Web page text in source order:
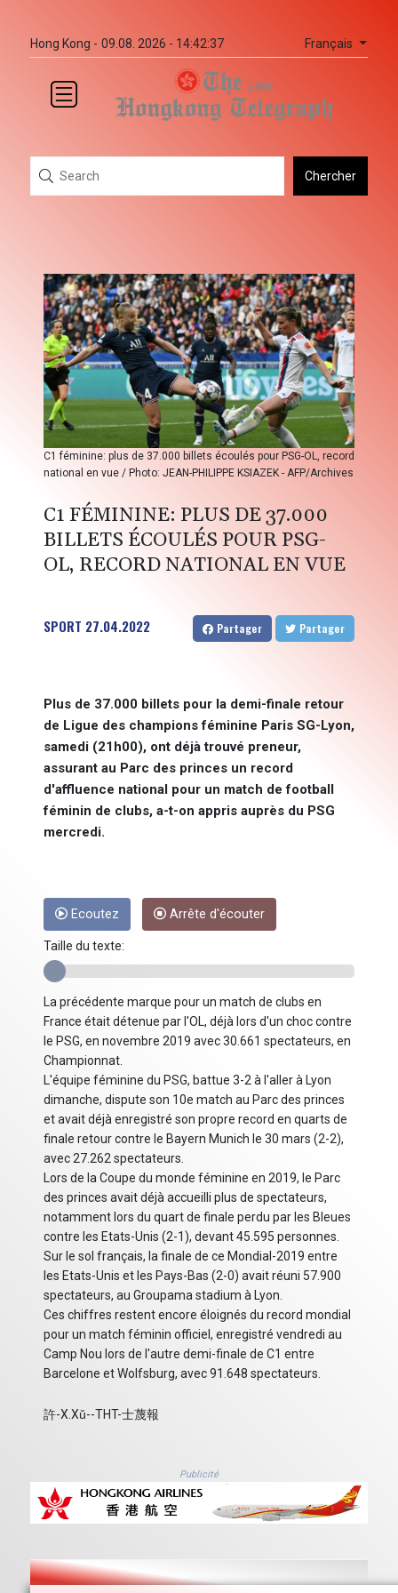
Hong Kong - 09.08. 2026 - 14:42:37 Français
Chercher
C1 féminine: plus de 37.000 billets écoulés pour PSG-OL, record
national en vue / Photo: JEAN-PHILIPPE KSIAZEK - AFP/Archives
C1 FÉMININE: PLUS DE 37.000
BILLETS ÉCOULÉS POUR PSG-
OL, RECORD NATIONAL EN VUE
SPORT 27.04.2022 Partager Partager
Plus de 37.000 billets pour la demi-finale retour
de Ligue des champions féminine Paris SG-Lyon,
samedi (21h00), ont déjà trouvé preneur,
assurant au Parc des princes un record
d'affluence national pour un match de football
féminin de clubs, a-t-on appris auprès du PSG
mercredi.
Ecoutez Arrête d'écouter
Taille du texte:
La précédente marque pour un match de clubs en
France était détenue par l'OL, déjà lors d'un choc contre
le PSG, en novembre 2019 avec 30.661 spectateurs, en
Championnat.
L'équipe féminine du PSG, battue 3-2 à l'aller à Lyon
dimanche, dispute son 10e match au Parc des princes
et avait déjà enregistré son propre record en quarts de
finale retour contre le Bayern Munich le 30 mars (2-2),
avec 27.262 spectateurs.
Lors de la Coupe du monde féminine en 2019, le Parc
des princes avait déjà accueilli plus de spectateurs,
notamment lors du quart de finale perdu par les Bleues
contre les Etats-Unis (2-1), devant 45.595 personnes.
Sur le sol français, la finale de ce Mondial-2019 entre
les Etats-Unis et les Pays-Bas (2-0) avait réuni 57.900
spectateurs, au Groupama stadium à Lyon.
Ces chiffres restent encore éloignés du record mondial
pour un match féminin officiel, enregistré vendredi au
Camp Nou lors de l'autre demi-finale de C1 entre
Barcelone et Wolfsburg, avec 91.648 spectateurs.
許-X.Xǔ--THT-士蔑報
Publicité